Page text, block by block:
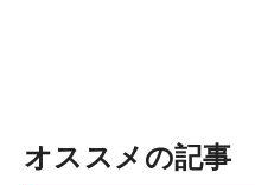
オススメの記事